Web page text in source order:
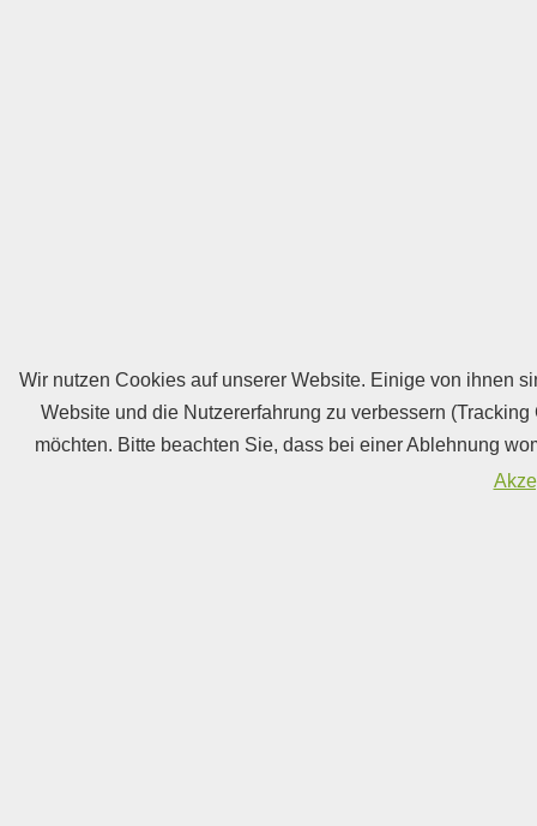
Wir nutzen Cookies auf unserer Website. Einige von ihnen
Website und die Nutzererfahrung zu verbessern
möchten. Bitte beachten Sie, dass bei einer Ablehnung